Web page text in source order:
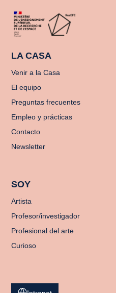
LA CASA
Venir a la Casa
El equipo
Preguntas frecuentes
Empleo y prácticas
Contacto
Newsletter
SOY
Artista
Profesor/investigador
Profesional del arte
Curioso